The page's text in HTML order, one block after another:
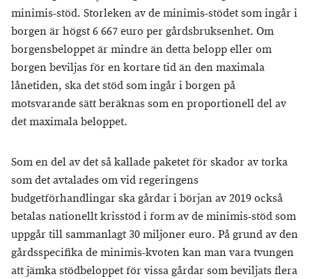
minimis-stöd. Storleken av de minimis-stödet som ingår i
borgen är högst 6 667 euro per gårdsbruksenhet. Om
borgensbeloppet är mindre än detta belopp eller om
borgen beviljas för en kortare tid än den maximala
lånetiden, ska det stöd som ingår i borgen på
motsvarande sätt beräknas som en proportionell del av
det maximala beloppet.
Som en del av det så kallade paketet för skador av torka
som det avtalades om vid regeringens
budgetförhandlingar ska gårdar i början av 2019 också
betalas nationellt krisstöd i form av de minimis-stöd som
uppgår till sammanlagt 30 miljoner euro. På grund av den
gårdsspecifika de minimis-kvoten kan man vara tvungen
att jämka stödbeloppet för vissa gårdar som beviljats flera